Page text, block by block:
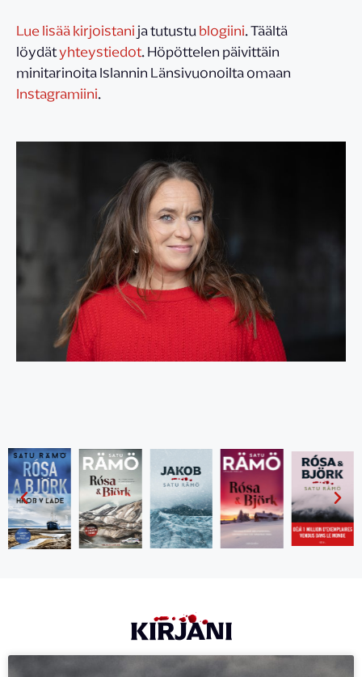
Lue lisää kirjoistanija tutustublogiini. Täältä
löydätyhteystiedot. Höpöttelen päivittäin
minitarinoita Islannin Länsivuonoilta omaan
Instagramiini.
KIRJANI